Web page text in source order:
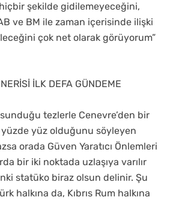
şekilde gidilemeyeceğini,
AB ve BM ile zaman içerisinde ilişki
çok net olarak görüyorum”
İLK DEFA GÜNDEME
sunduğu tezlerle Cenevre’den bir
yüzde yüz olduğunu söyleyen
orada Güven Yaratıcı Önlemleri
bir iki noktada uzlaşıya varılır
statüko biraz olsun delinir. Şu
halkına da, Kıbrıs Rum halkına